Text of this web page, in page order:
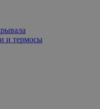
и термосы